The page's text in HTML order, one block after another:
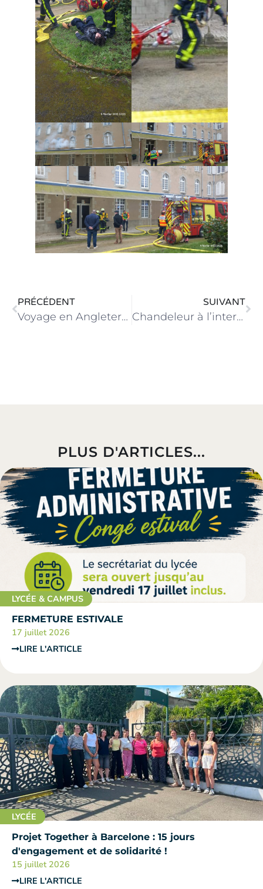
PRÉCÉDENT
Voyage en Angleterre pour les élèves de 1ère et Tle STMG européennes
SUIVANT
Chandeleur à l’internat
PLUS D'ARTICLES...
LYCÉE & CAMPUS
FERMETURE ESTIVALE
17 juillet 2026
LIRE L'ARTICLE
LYCÉE
Projet Together à Barcelone : 15 jours
d'engagement et de solidarité !
15 juillet 2026
LIRE L'ARTICLE